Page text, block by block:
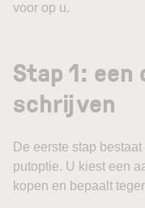
voor op u.
Stap 1:
schrijven
De eerste stap
putoptie. U kiest een
kopen en bepaalt